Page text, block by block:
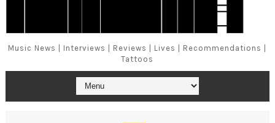
Music News | Interviews | Reviews | Lives | Recommendations |
Tattoos